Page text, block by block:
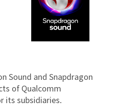
Sound and Snapdragon
of Qualcomm
its subsidiaries.